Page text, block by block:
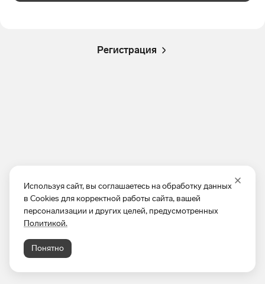
Используя сайт, вы соглашаетесь на обработку данных
в Cookies для корректной работы сайта, вашей
персонализации и других целей, предусмотренных
Политикой.
Понятно
Регистрация